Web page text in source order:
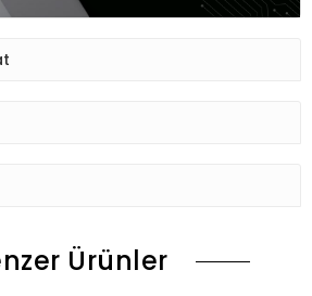
Ürünler